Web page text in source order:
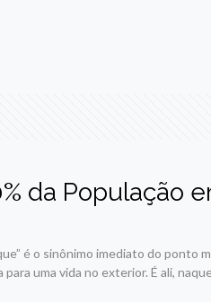
da População
é o sinônimo imediato do ponto
uma vida no exterior. É ali,